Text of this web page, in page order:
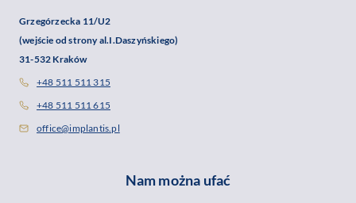
Grzegórzecka 11/U2
(wejście od strony al.I.Daszyńskiego)
31-532 Kraków
+48 511 511 315
+48 511 511 615
office@implantis.pl
Nam można ufać